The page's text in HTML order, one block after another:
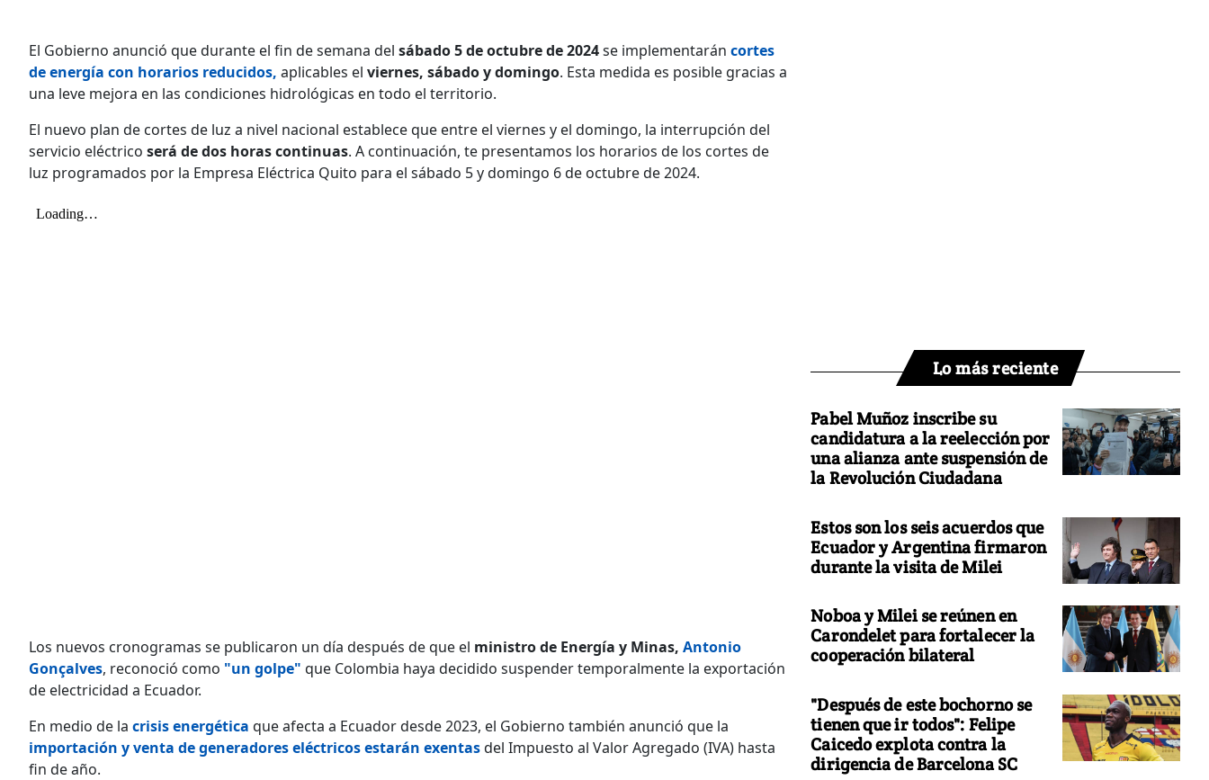
El Gobierno anunció que durante el fin de semana del sábado 5 de octubre de 2024se implementarán cortes
de energía con horarios reducidos, aplicables el viernes, sábado y domingo. Esta medida es posible gracias a
una leve mejora en las condiciones hidrológicas en todo el territorio.
El nuevo plan de cortes de luz a nivel nacional establece que entre el viernes y el domingo, la interrupción del
servicio eléctrico será de dos horas continuas. A continuación, te presentamos los horarios de los cortes de
luz programados por la Empresa Eléctrica Quito para el sábado 5 y domingo 6 de octubre de 2024.
Los nuevos cronogramas se publicaron un día después de que el ministro de Energía y Minas, Antonio
Gonçalves, reconoció como "un golpe" que Colombia haya decidido suspender temporalmente la exportación
de electricidad a Ecuador.
En medio de la crisis energética que afecta a Ecuador desde 2023, el Gobierno también anunció que la
importación y venta de generadores eléctricos estarán exentasdel Impuesto al Valor Agregado (IVA) hasta
fin de año.
Lo más reciente
Pabel Muñoz inscribe su
candidatura a la reelección por
una alianza ante suspensión de
la Revolución Ciudadana
Estos son los seis acuerdos que
Ecuador y Argentina firmaron
durante la visita de Milei
Noboa y Milei se reúnen en
Carondelet para fortalecer la
cooperación bilateral
"Después de este bochorno se
tienen que ir todos": Felipe
Caicedo explota contra la
dirigencia de Barcelona SC